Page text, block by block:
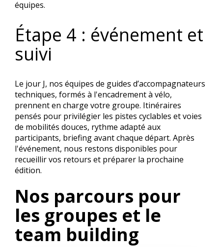
équipes.
Étape 4 : événement et
suivi
Le jour J, nos équipes de guides d’accompagnateurs
techniques, formés à l'encadrement à vélo,
prennent en charge votre groupe. Itinéraires
pensés pour privilégier les pistes cyclables et voies
de mobilités douces, rythme adapté aux
participants, briefing avant chaque départ. Après
l'événement, nous restons disponibles pour
recueillir vos retours et préparer la prochaine
édition.
Nos parcours pour
les groupes et le
team building